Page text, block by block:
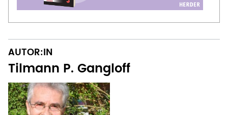
AUTOR:IN
Tilmann P. Gangloff